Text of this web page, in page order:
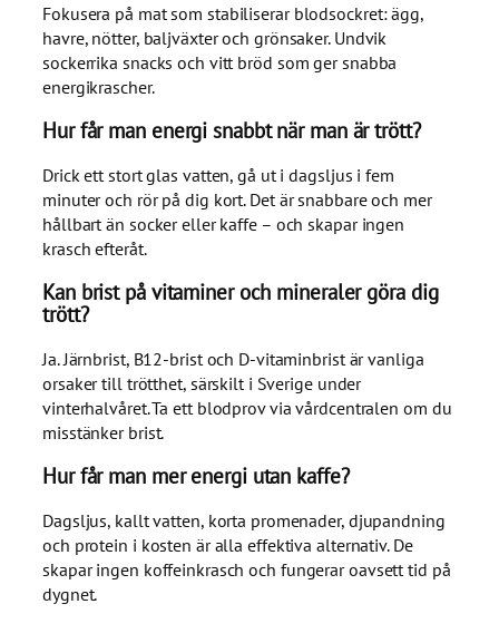
Fokusera på mat som stabiliserar blodsockret: ägg,
havre, nötter, baljväxter och grönsaker. Undvik
sockerrika snacks och vitt bröd som ger snabba
energikrascher.
Hur får man energi snabbt när man är trött?
Drick ett stort glas vatten, gå ut i dagsljus i fem
minuter och rör på dig kort. Det är snabbare och mer
hållbart än socker eller kaffe – och skapar ingen
krasch efteråt.
Kan brist på vitaminer och mineraler göra dig
trött?
Ja. Järnbrist, B12-brist och D-vitaminbrist är vanliga
orsaker till trötthet, särskilt i Sverige under
vinterhalvåret. Ta ett blodprov via vårdcentralen om du
misstänker brist.
Hur får man mer energi utan kaffe?
Dagsljus, kallt vatten, korta promenader, djupandning
och protein i kosten är alla effektiva alternativ. De
skapar ingen koffeinkrasch och fungerar oavsett tid på
dygnet.